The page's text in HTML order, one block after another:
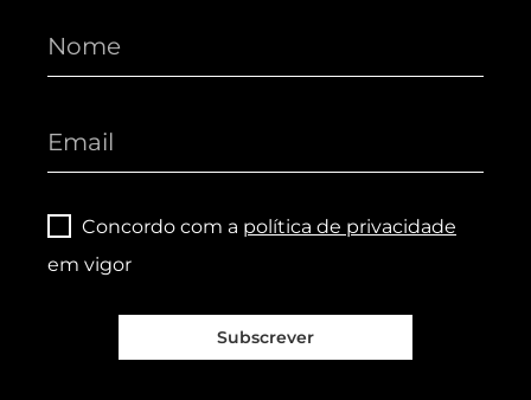
Concordo com a política de privacidade
em vigor
Subscrever